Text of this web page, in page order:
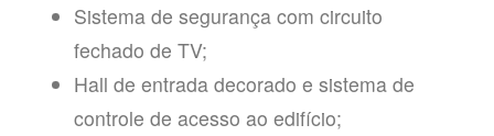
Sistema de segurança com circuito
fechado de TV;
Hall de entrada decorado e sistema de
controle de acesso ao edifício;